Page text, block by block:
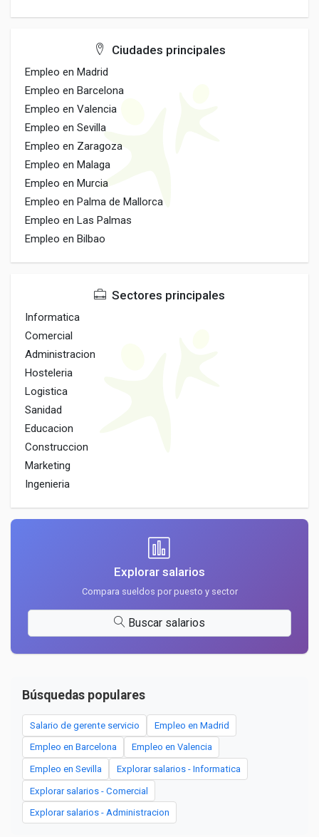
Ciudades principales
Empleo en Madrid
Empleo en Barcelona
Empleo en Valencia
Empleo en Sevilla
Empleo en Zaragoza
Empleo en Malaga
Empleo en Murcia
Empleo en Palma de Mallorca
Empleo en Las Palmas
Empleo en Bilbao
Sectores principales
Informatica
Comercial
Administracion
Hosteleria
Logistica
Sanidad
Educacion
Construccion
Marketing
Ingenieria
Explorar salarios
Compara sueldos por puesto y sector
Buscar salarios
Búsquedas populares
Salario de gerente servicio Empleo en Madrid
Empleo en Barcelona Empleo en Valencia
Empleo en Sevilla Explorar salarios - Informatica
Explorar salarios - Comercial
Explorar salarios - Administracion